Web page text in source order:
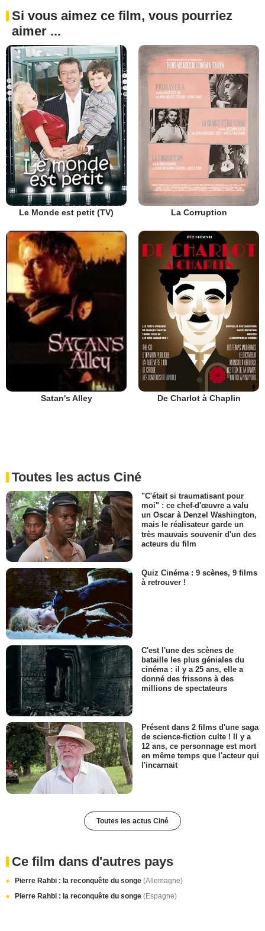
Si vous aimez ce film, vous pourriez
aimer ...
Le Monde est petit (TV) La Corruption
Satan's Alley De Charlot à Chaplin
Toutes les actus Ciné
"C'était si traumatisant pour
moi" : ce chef-d'œuvre a valu
un Oscar à Denzel Washington,
mais le réalisateur garde un
très mauvais souvenir d'un des
acteurs du film
Quiz Cinéma : 9 scènes, 9 films
à retrouver !
C'est l'une des scènes de
bataille les plus géniales du
cinéma : il y a 25 ans, elle a
donné des frissons à des
millions de spectateurs
Présent dans 2 films d'une saga
de science-fiction culte ! Il y a
12 ans, ce personnage est mort
en même temps que l'acteur qui
l'incarnait
Toutes les actus Ciné
Ce film dans d'autres pays
Pierre Rahbi : la reconquête du songe (Allemagne)
Pierre Rahbi : la reconquête du songe (Espagne)